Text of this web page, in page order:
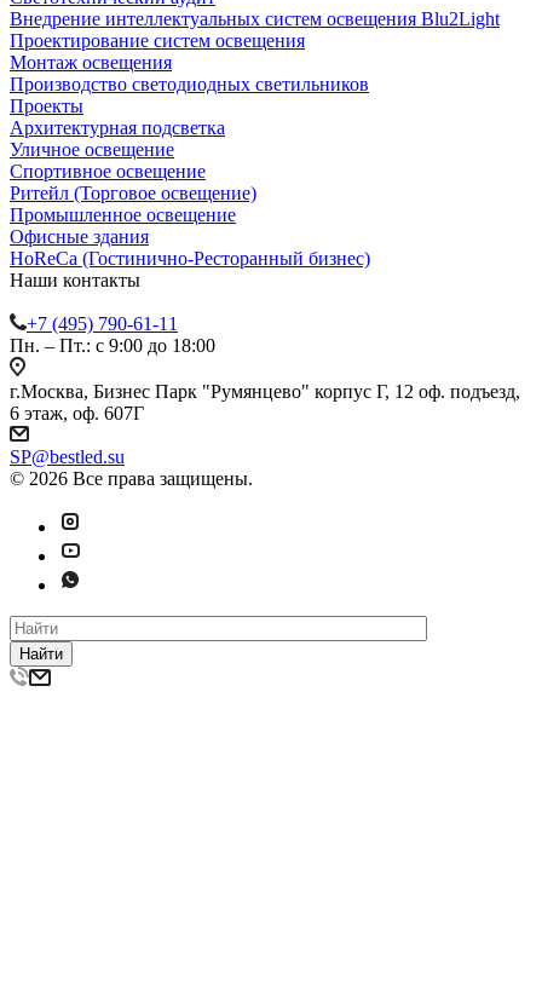
Внедрение интеллектуальных систем освещения Blu2Light
Проектирование систем освещения
Монтаж освещения
Производство светодиодных светильников
Проекты
Архитектурная подсветка
Уличное освещение
Спортивное освещение
Ритейл (Торговое освещение)
Промышленное освещение
Офисные здания
HoReCa (Гостинично-Ресторанный бизнес)
Наши контакты
+7 (495) 790-61-11
Пн. – Пт.: с 9:00 до 18:00
г.Москва, Бизнес Парк "Румянцево" корпус Г, 12 оф. подъезд,
6 этаж, оф. 607Г
SP@bestled.su
© 2026 Все права защищены.
Найти